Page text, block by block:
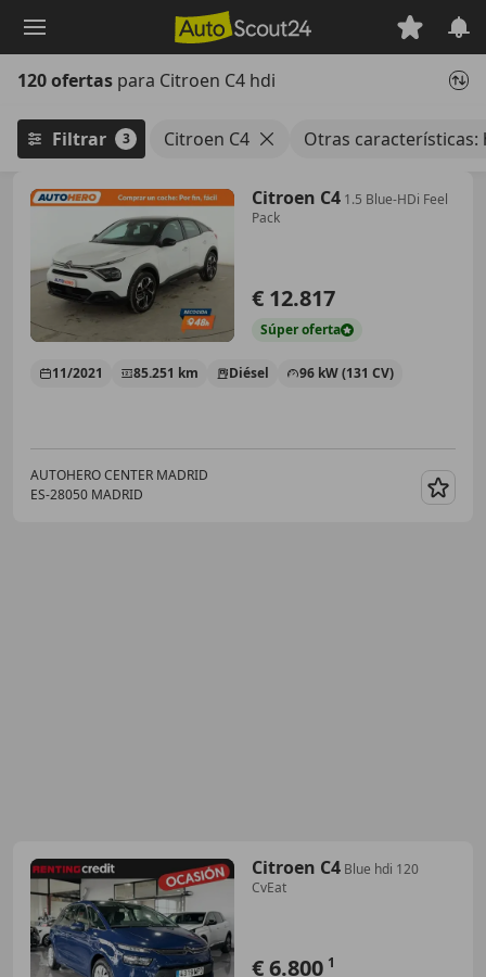
principal
120 ofertas para Citroen C4 hdi
Filtrar 3 Citroen C4 Otras características:
Citroen C4 1.5 Blue-HDi Feel
Pack
€ 12.817
Súperoferta
11/2021 85.251 km Diésel 96 kW (131 CV)
AUTOHERO CENTER MADRID
ES-28050 MADRID
Citroen C4 Blue hdi 120
CvEat
€ 6.800 1